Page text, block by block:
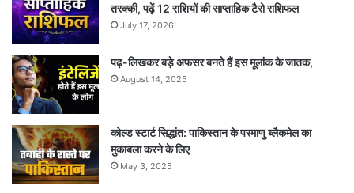
तरक्की, पढ़ें 12 राशियों की साप्ताहिक टैरो राशिफल
July 17, 2026
पढ़-लिखकर बड़े अफसर बनते हैं इस मूलांक के जातक,
August 14, 2025
कोल्ड स्टार्ट सिद्धांत: पाकिस्तान के परमाणु ब्लैकमेल का
मुकाबला करने के लिए
May 3, 2025